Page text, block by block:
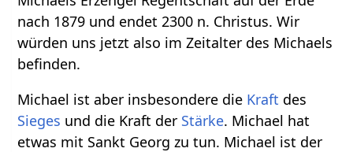
nach 1879 und endet 2300 n. Christus. Wir
würden uns jetzt also im Zeitalter des Michaels
befinden.
Michael ist aber insbesondere die Kraft des
Sieges und die Kraft der Stärke. Michael hat
etwas mit Sankt Georg zu tun. Michael ist der